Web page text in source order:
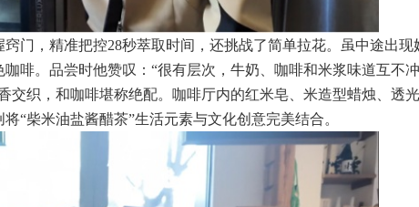
门，精准把控28秒萃取时间，还挑战了简单拉花。虽中途出现
啡。品尝时他赞叹：“很有层次，牛奶、咖啡和米浆味道互不冲
交织， 和咖啡堪称绝配。咖啡厅内的红米皂、米造型蜡烛、透
“柴米油盐酱醋茶”生活元素与文化创意完美结合。